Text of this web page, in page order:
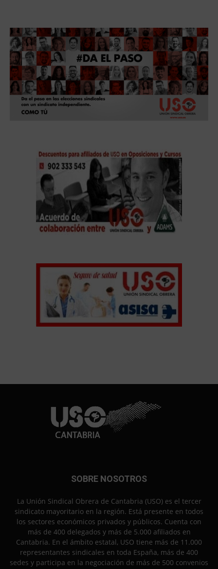
SOBRE NOSOTROS
La Unión Sindical Obrera de Cantabria (USO) es el tercer
sindicato mayoritario en la región. Está presente en todos
los sectores económicos privados y públicos. Cuenta con
más de 400 delegados y más de 5.000 afiliados en
Cantabria. En el ámbito estatal, USO tiene más de 11.000
representantes sindicales en toda España, más de 400
sedes y participa en la negociación de más de 500 convenios